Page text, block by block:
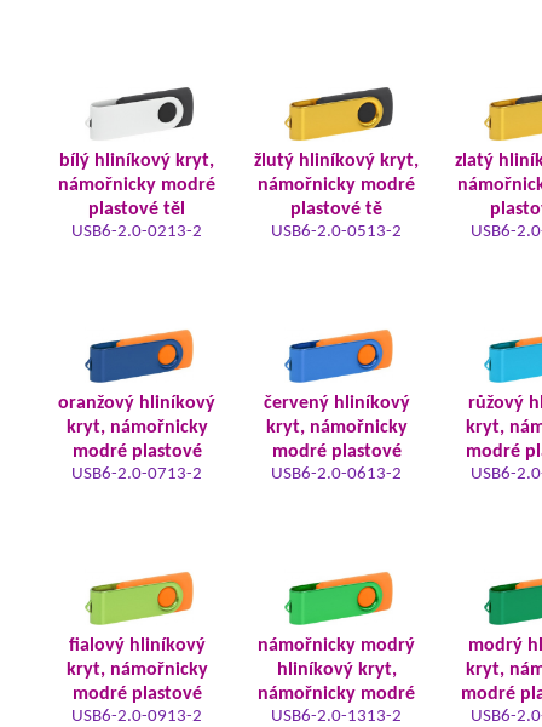
bílý hliníkový kryt,
námořnicky modré
plastové těl
USB6-2.0-0213-2
žlutý hliníkový kryt,
námořnicky modré
plastové tě
USB6-2.0-0513-2
zlatý
USB6-
oranžový hliníkový
kryt, námořnicky
modré plastové
USB6-2.0-0713-2
červený hliníkový
kryt, námořnicky
modré plastové
USB6-2.0-0613-2
růžový
kryt,
modré
USB6-
fialový hliníkový
kryt, námořnicky
modré plastové
USB6-2.0-0913-2
námořnicky modrý
hliníkový kryt,
námořnicky modré
USB6-2.0-1313-2
modrý
kryt,
modré
USB6-